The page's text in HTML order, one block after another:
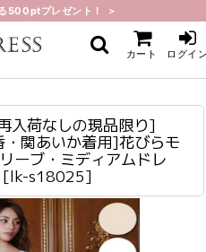
500ptプレゼント！ ＞
カート ログイ
現品限り][ERUKEI Settan][若尾綾香・
・ノースリーブ・ミディアムドレス・ワ
入荷なしの現品限り]
関あいか着用]花びらモ
ーブ・ミディアムドレ
[lk-s18025]